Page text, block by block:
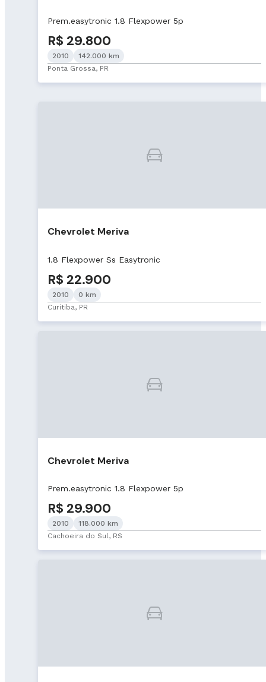
Prem.easytronic 1.8 Flexpower 5p
R$ 29.800
2010
142.000 km
Ponta Grossa, PR
Chevrolet Meriva
1.8 Flexpower Ss Easytronic
R$ 22.900
2010
0 km
Curitiba, PR
Chevrolet Meriva
Prem.easytronic 1.8 Flexpower 5p
R$ 29.900
2010
118.000 km
Cachoeira do Sul, RS